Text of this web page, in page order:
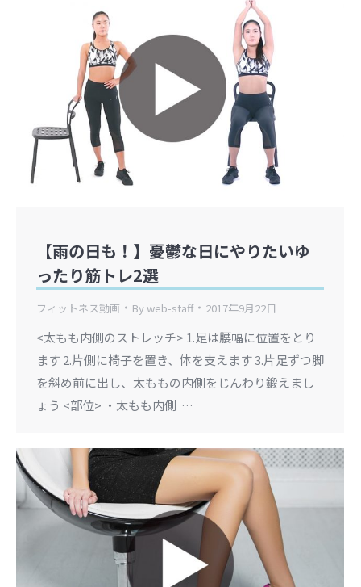
【雨の日も！】憂鬱な日にやりたいゆ
ったり筋トレ2選
フィットネス動画 Byweb-staff 2017年9月22日
<太もも内側のストレッチ> 1.足は腰幅に位置をとり
ます 2.片側に椅子を置き、体を支えます 3.片足ずつ脚
を斜め前に出し、太ももの内側をじんわり鍛えまし
ょう <部位> ・太もも内側 …